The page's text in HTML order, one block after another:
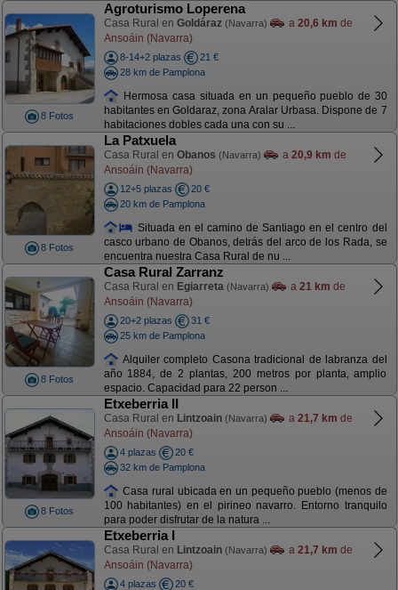
8 Fotos
Agroturismo Loperena
Casa Rural en Goldáraz (Navarra) a 20,6 km de
Ansoáin (Navarra)
8-14+2 plazas
21 €
28 km de Pamplona
Hermosa casa situada en un pequeño pueblo de 30
habitantes en Goldaraz, zona Aralar Urbasa. Dispone de 7
habitaciones dobles cada una con su ...
8 Fotos
La Patxuela
Casa Rural en Obanos (Navarra) a 20,9 km de
Ansoáin (Navarra)
12+5 plazas
20 €
20 km de Pamplona
Situada en el camino de Santiago en el centro del
casco urbano de Obanos, detrás del arco de los Rada, se
encuentra nuestra Casa Rural de nu ...
8 Fotos
Casa Rural Zarranz
Casa Rural en Egiarreta (Navarra) a 21 km de
Ansoáin (Navarra)
20+2 plazas
31 €
25 km de Pamplona
Alquiler completo Casona tradicional de labranza del
año 1884, de 2 plantas, 200 metros por planta, amplio
espacio. Capacidad para 22 person ...
8 Fotos
Etxeberria II
Casa Rural en Lintzoain (Navarra) a 21,7 km de
Ansoáin (Navarra)
4 plazas
20 €
32 km de Pamplona
Casa rural ubicada en un pequeño pueblo (menos de
100 habitantes) en el pirineo navarro. Entorno tranquilo
para poder disfrutar de la natura ...
Etxeberria I
Casa Rural en Lintzoain (Navarra) a 21,7 km de
Ansoáin (Navarra)
4 plazas
20 €